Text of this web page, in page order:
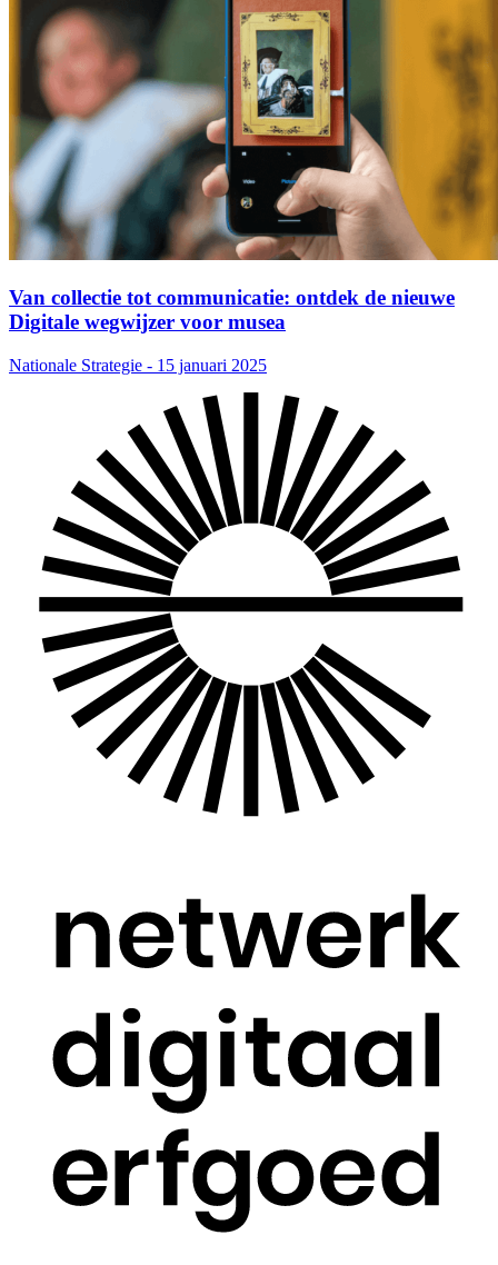
Van collectie tot communicatie: ontdek de nieuwe
Digitale wegwijzer voor musea
Nationale Strategie - 15 januari 2025